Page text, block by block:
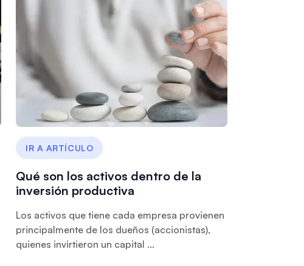
IR A ARTÍCULO
Qué son los activos dentro de la
inversión productiva
Los activos que tiene cada empresa provienen
principalmente de los dueños (accionistas),
quienes invirtieron un capital ...